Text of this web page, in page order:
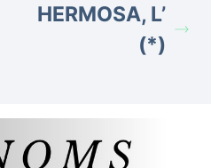
HERMOSA, L’
(*)